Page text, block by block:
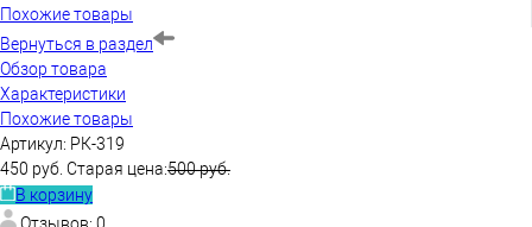
Похожие товары
Вернуться в раздел
Обзор товара
Характеристики
Похожие товары
Артикул: РК-319
450 руб. Старая цена:500 руб.
В корзину